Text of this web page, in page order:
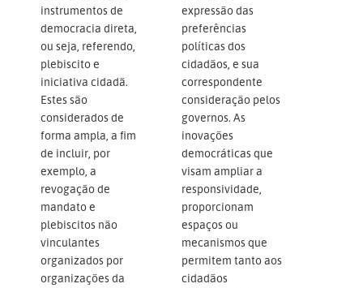
instrumentos de
democracia direta,
ou seja, referendo,
plebiscito e
iniciativa cidadã.
Estes são
considerados de
forma ampla, a fim
de incluir, por
exemplo, a
revogação de
mandato e
plebiscitos não
vinculantes
organizados por
organizações da
expressão das
preferências
políticas dos
cidadãos, e sua
correspondente
consideração pelos
governos. As
inovações
democráticas que
visam ampliar a
responsividade,
proporcionam
espaços ou
mecanismos que
permitem tanto aos
cidadãos